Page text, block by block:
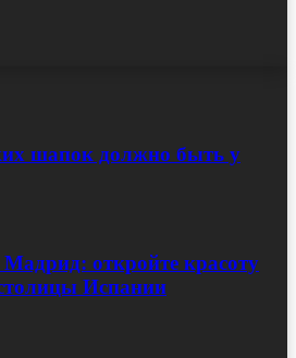
шапок должно быть у
откройте красоту
Испании